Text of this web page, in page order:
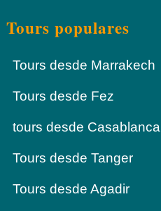
Tours populares
Tours desde Marrakech
Tours desde Fez
tours desde Casablanca
Tours desde Tanger
Tours desde Agadir